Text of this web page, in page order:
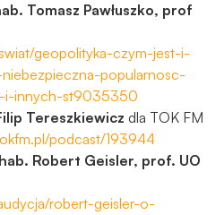
Tomasz Pawłuszko, prof
geopolityka-czym-jest-i-
popularnosc-
i-innych-st9035350
Tereszkiewicz dla TOK FM
podcast/193944
Robert Geisler, prof. UO
robert-geisler-o-